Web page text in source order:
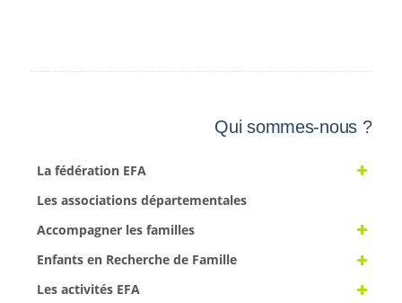
Qui sommes-nous ?
La fédération EFA
Les associations départementales
Accompagner les familles
Enfants en Recherche de Famille
Les activités EFA